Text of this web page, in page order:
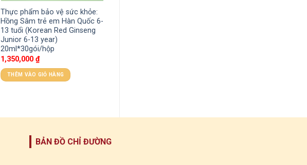
Thực phẩm bảo vệ sức khỏe:
Hồng Sâm trẻ em Hàn Quốc 6-
13 tuổi (Korean Red Ginseng
Junior 6-13 year)
20ml*30gói/hộp
1,350,000 ₫
THÊM VÀO GIỎ HÀNG
BẢN ĐỒ CHỈ ĐƯỜNG